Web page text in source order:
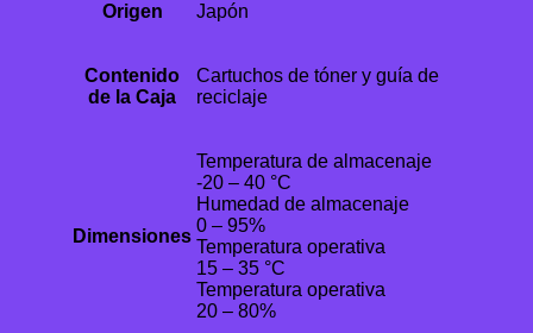
Origen Japón
Contenido
de la Caja
Cartuchos de tóner y guía de
reciclaje
Dimensiones
Temperatura de almacenaje
-20 – 40 °C
Humedad de almacenaje
0 – 95%
Temperatura operativa
15 – 35 °C
Temperatura operativa
20 – 80%